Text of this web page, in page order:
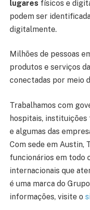
lugares físicos e
podem ser
digitalmente.
Milhões de pessoas
produtos e serviços
conectadas por meio
Trabalhamos com
hospitais, instituições
e algumas das
Com sede em Austin,
funcionários em todo
internacionais que
é uma marca do
informações, visite o